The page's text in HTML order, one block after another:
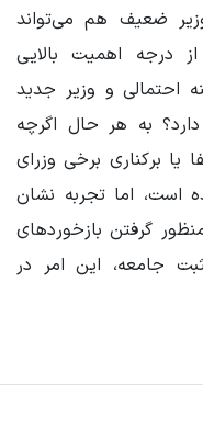
ضعیف هم می‌تواند
درجه اهمیت بالایی
احتمالی و وزیر جدید
به هر حال اگرچه
یا برکناری برخی وزرای
اما تجربه نشان
گرفتن بازخوردهای
جامعه، این امر در